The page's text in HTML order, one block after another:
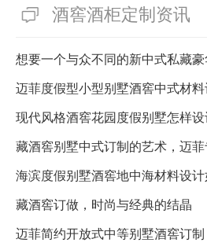
酒窖酒柜定制资讯
想要一个与众不同的新中式私藏
迈菲度假型小型别墅酒窖中式材
藏酒窖别墅中式订制的艺术，迈
海滨度假别墅酒窖地中海材料设
藏酒窖订做，时尚与经典的结晶
迈菲简约开放式中等别墅酒窖订